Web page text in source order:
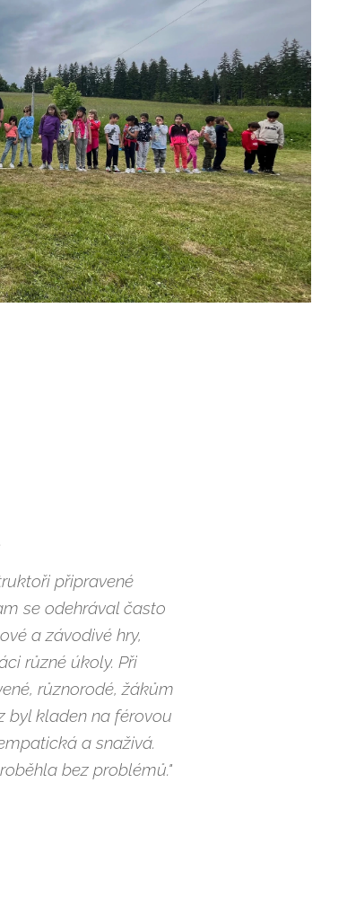
připravené
se odehrával často
a závodivé hry,
různé úkoly. Při
různorodé, žákům
byl kladen na férovou
a snaživá.
bez problémů."